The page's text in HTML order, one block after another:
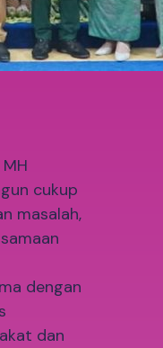
cukup
masalah,
dengan
dan